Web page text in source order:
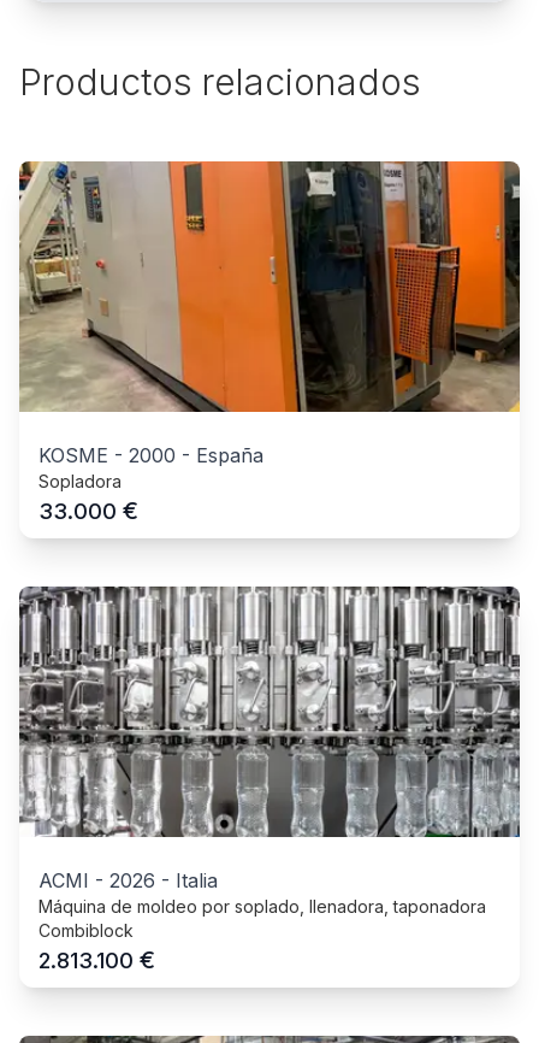
Productos relacionados
KOSME - 2000 - España
Sopladora
33.000 €
ACMI - 2026 - Italia
Máquina de moldeo por soplado, llenadora, taponadora
Combiblock
2.813.100 €